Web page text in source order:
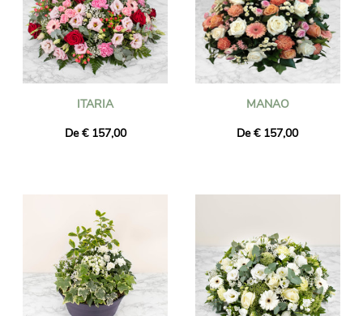
ITARIA
De € 157,00
MANAO
De € 157,00